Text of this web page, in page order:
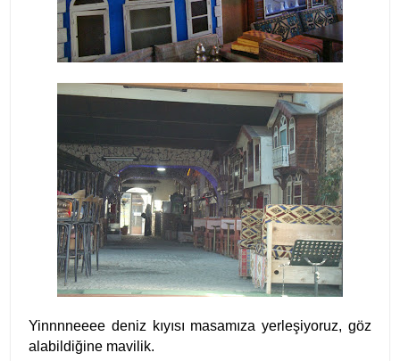
Yinnnneeee deniz kıyısı masamıza yerleşiyoruz, göz
alabildiğine mavilik.